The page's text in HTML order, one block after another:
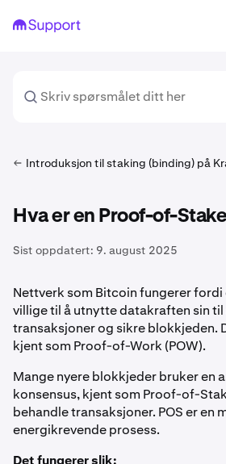
Introduksjon til staking (binding) på
Hva er en Proof-of-
Sist oppdatert: 9. august 2025
Nettverk som Bitcoin fungerer fordi
villige til å utnytte datakraften sin til
transaksjoner og sikre blokkjeden.
kjent som Proof-of-Work (POW).
Mange nyere blokkjeder bruker en
konsensus, kjent som Proof-of-
behandle transaksjoner. POS er en
energikrevende prosess.
Det fungerer slik: